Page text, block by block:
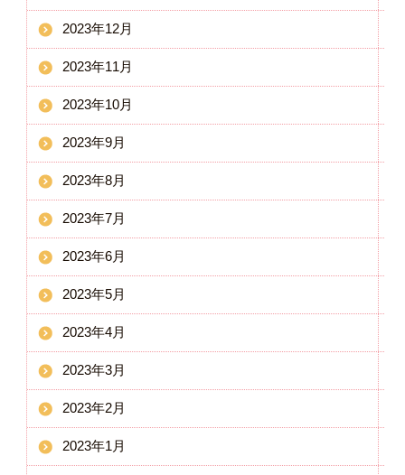
2023年12月
2023年11月
2023年10月
2023年9月
2023年8月
2023年7月
2023年6月
2023年5月
2023年4月
2023年3月
2023年2月
2023年1月